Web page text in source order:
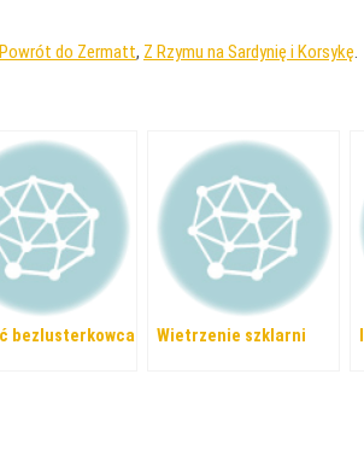
Powrót do Zermatt, Z Rzymu na Sardynię i Korsykę.
bezlusterkowca Wietrzenie szklarni